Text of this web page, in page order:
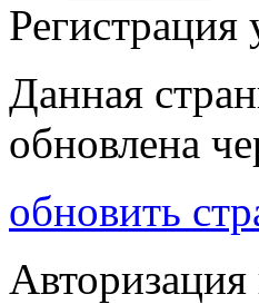
Данная
обновлена
обновить